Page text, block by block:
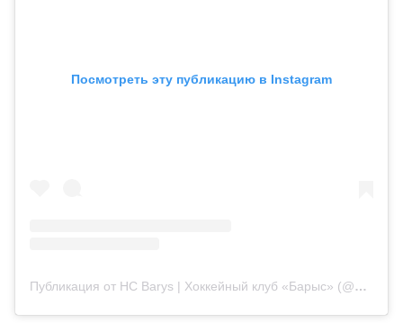
Посмотреть эту публикацию в Instagram
Публикация от HC Barys | Хоккейный клуб «Барыс» (@barys_official)